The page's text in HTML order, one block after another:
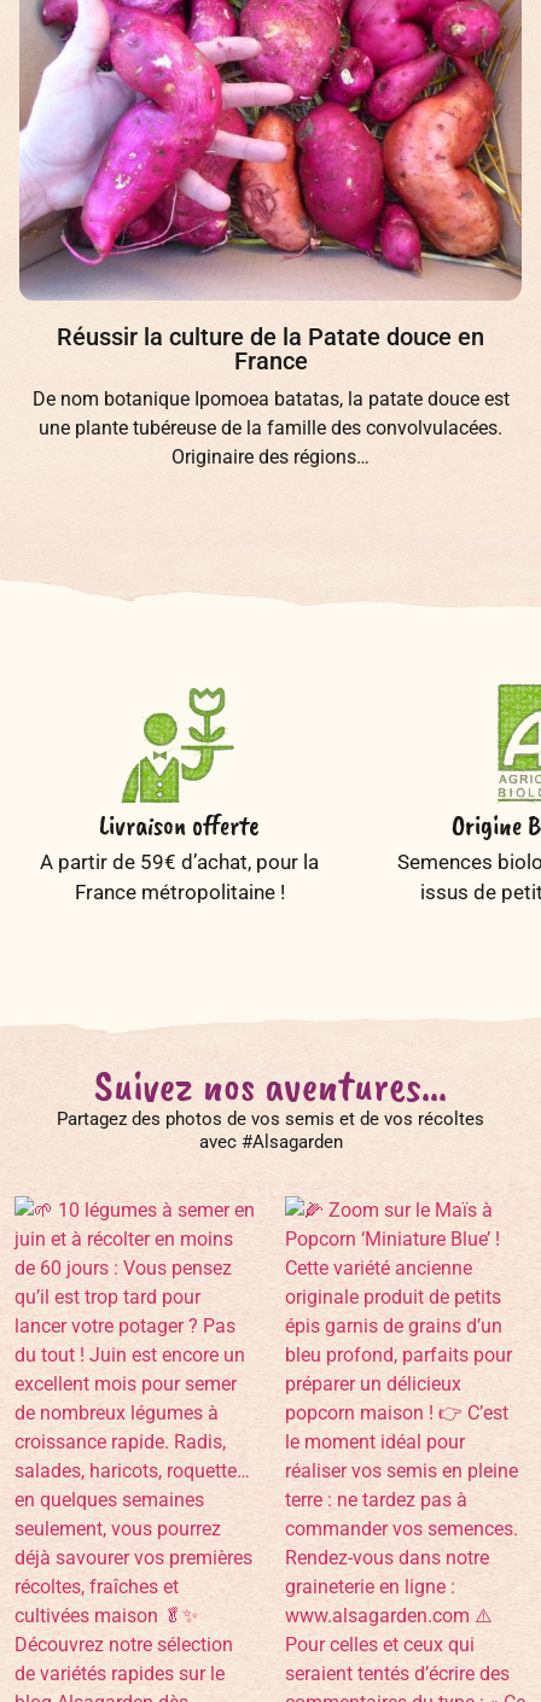
Réussir la culture de la Patate douce en
France
De nom botanique Ipomoea batatas, la patate douce est
une plante tubéreuse de la famille des convolvulacées.
Originaire des régions…
Livraison offerte
A partir de 59€ d’achat, pour la
France métropolitaine !
Origine
Semences
issus de
Suivez nos aventures...
Partagez des photos de vos semis et de vos récoltes
avec #Alsagarden